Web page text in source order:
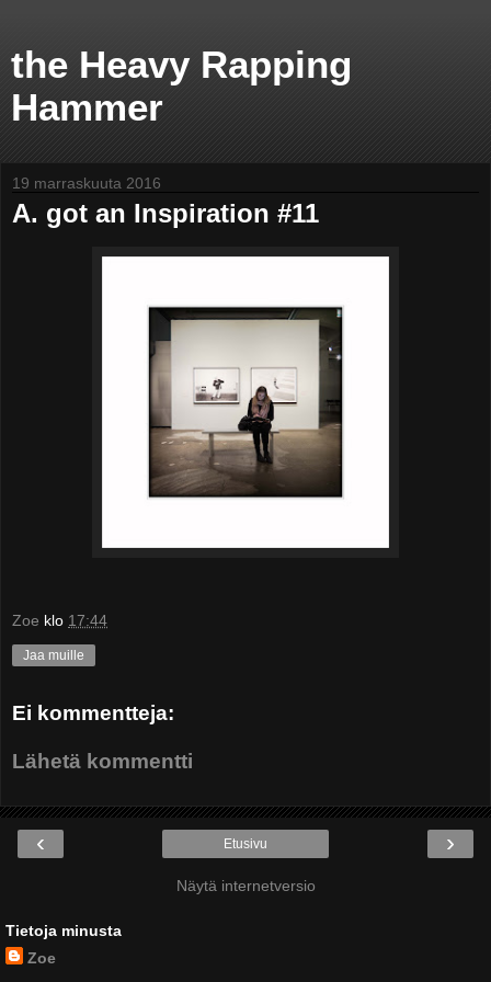
the Heavy Rapping
Hammer
19 marraskuuta 2016
A. got an Inspiration #11
Zoe klo 17:44
Jaa muille
Ei kommentteja:
Lähetä kommentti
‹ ›
Etusivu
Näytä internetversio
Tietoja minusta
Zoe